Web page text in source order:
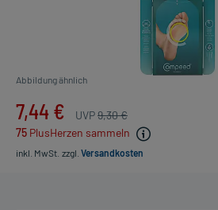
Abbildung ähnlich
7,44 € UVP9,30 €
75 PlusHerzen sammeln
inkl. MwSt. zzgl. Versandkosten